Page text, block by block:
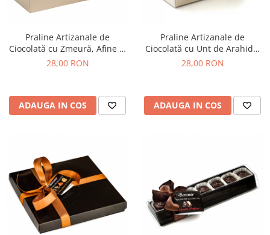
Cozo-Bun
Cozonac cu Unt
Cozonac Royal
Cozonac Mos Craciun
Cozonac Imperial
Cofetarie
Fursecuri
Creme tartinabile
Prajituri artizanale
Fursecuri cu unt
Praline Artizanale de
Ciocolată cu Zmeură, Afine și
Cireașă amară 55g
28,00 RON
ADAUGA IN COS
Praline Artizanale de
Ciocolată cu Unt de Arahide,
Caramel Sărat și Cremă
28,00 RON
ADAUGA IN COS